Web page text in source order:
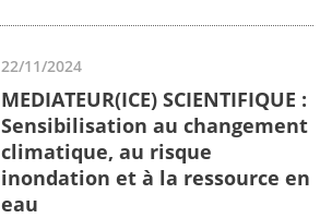
22/11/2024
MEDIATEUR(ICE) SCIENTIFIQUE :
Sensibilisation au changement
climatique, au risque
inondation et à la ressource en
eau